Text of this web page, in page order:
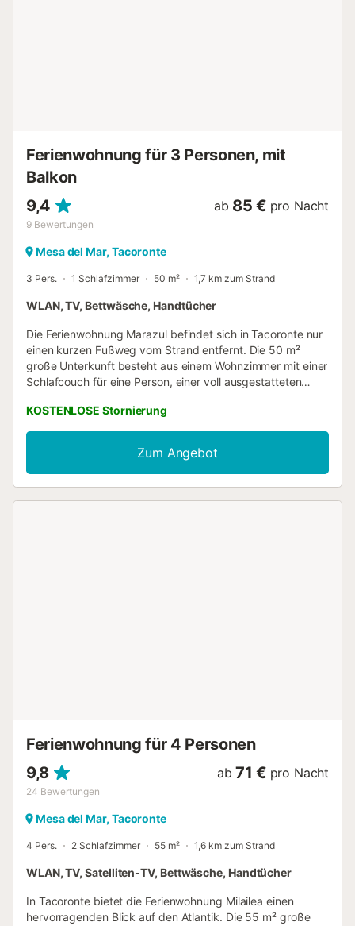
Ferienwohnung für 3 Personen, mit
Balkon
9,4
9 Bewertungen
ab 85 € pro Nacht
Mesa del Mar, Tacoronte
3 Pers. 1 Schlafzimmer 50 m² 1,7 km zum Strand
WLAN, TV, Bettwäsche, Handtücher
Die Ferienwohnung Marazul befindet sich in Tacoronte nur
einen kurzen Fußweg vom Strand entfernt. Die 50 m²
große Unterkunft besteht aus einem Wohnzimmer mit einer
Schlafcouch für eine Person, einer voll ausgestatteten
Platz für 3 Personen. Zur Ausstattung gehören außerdem
Highspeed-WLAN, eine Waschmaschine sowie ein
Fernseher. Ein Babybett ist ebenfalls vorhanden. Die
Ferienwohnung bietet auch einen privaten Balkon, auf dem
Sie sich abends entspannen können. Kostenlose
KOSTENLOSE Stornierung
Zum Angebot
Ferienwohnung für 4 Personen
9,8
24 Bewertungen
ab 71 € pro Nacht
Mesa del Mar, Tacoronte
4 Pers. 2 Schlafzimmer 55 m² 1,6 km zum Strand
WLAN, TV, Satelliten-TV, Bettwäsche, Handtücher
In Tacoronte bietet die Ferienwohnung Milailea einen
hervorragenden Blick auf den Atlantik. Die 55 m² große